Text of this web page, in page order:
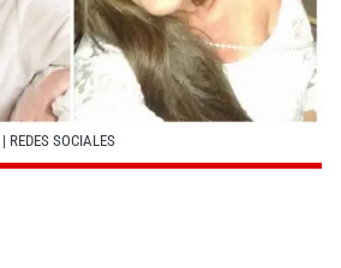
| REDES SOCIALES